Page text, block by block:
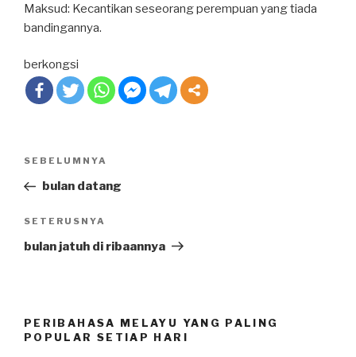
Maksud: Kecantikan seseorang perempuan yang tiada
bandingannya.
berkongsi
Post
Previous
Post
SEBELUMNYA
bulan datang
Next
Post
SETERUSNYA
bulan jatuh di ribaannya
PERIBAHASA MELAYU YANG PALING
POPULAR SETIAP HARI